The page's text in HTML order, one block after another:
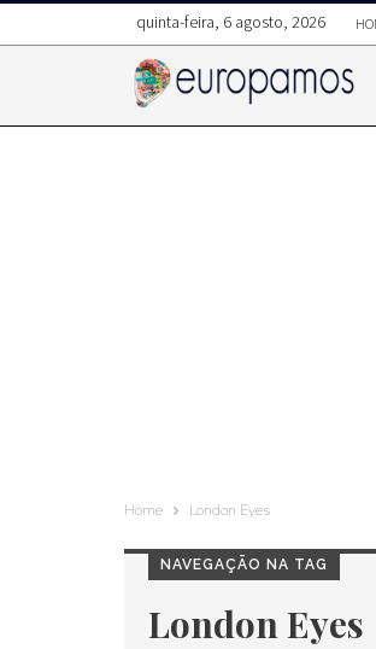
quinta-feira, 6 agosto, 2026
Home London Eyes
NAVEGAÇÃO NA TAG
London Eyes